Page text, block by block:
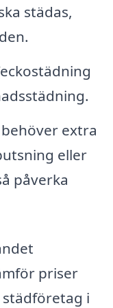
städas,
extra
eller
påverka
priser
i